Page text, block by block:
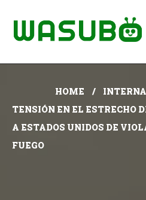
HOME
TENSIÓN EN EL ESTRECHO
A ESTADOS UNIDOS DE
FUEGO